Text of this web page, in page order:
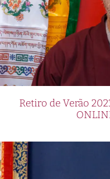
Retiro de Verão